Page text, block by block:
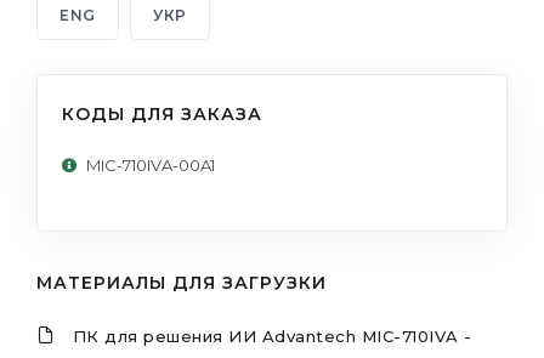
ENG УКР
КОДЫ ДЛЯ ЗАКАЗА
MIC-710IVA-00A1
МАТЕРИАЛЫ ДЛЯ ЗАГРУЗКИ
ПК для решения ИИ Advantech MIC-710IVA -